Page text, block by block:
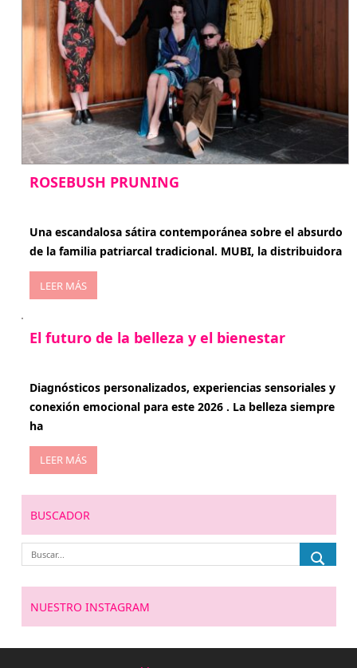
ROSEBUSH PRUNING
Una escandalosa sátira contemporánea sobre el absurdo
de la familia patriarcal tradicional. MUBI, la distribuidora
LEER MÁS
El futuro de la belleza y el bienestar
Diagnósticos personalizados, experiencias sensoriales y
conexión emocional para este 2026 . La belleza siempre
ha
LEER MÁS
BUSCADOR
NUESTRO INSTAGRAM